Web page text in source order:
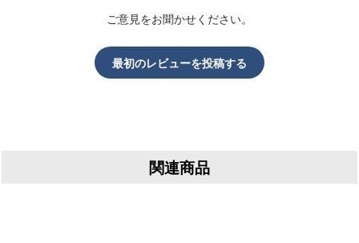
ご意見をお聞かせください。
最初のレビューを投稿する
関連商品